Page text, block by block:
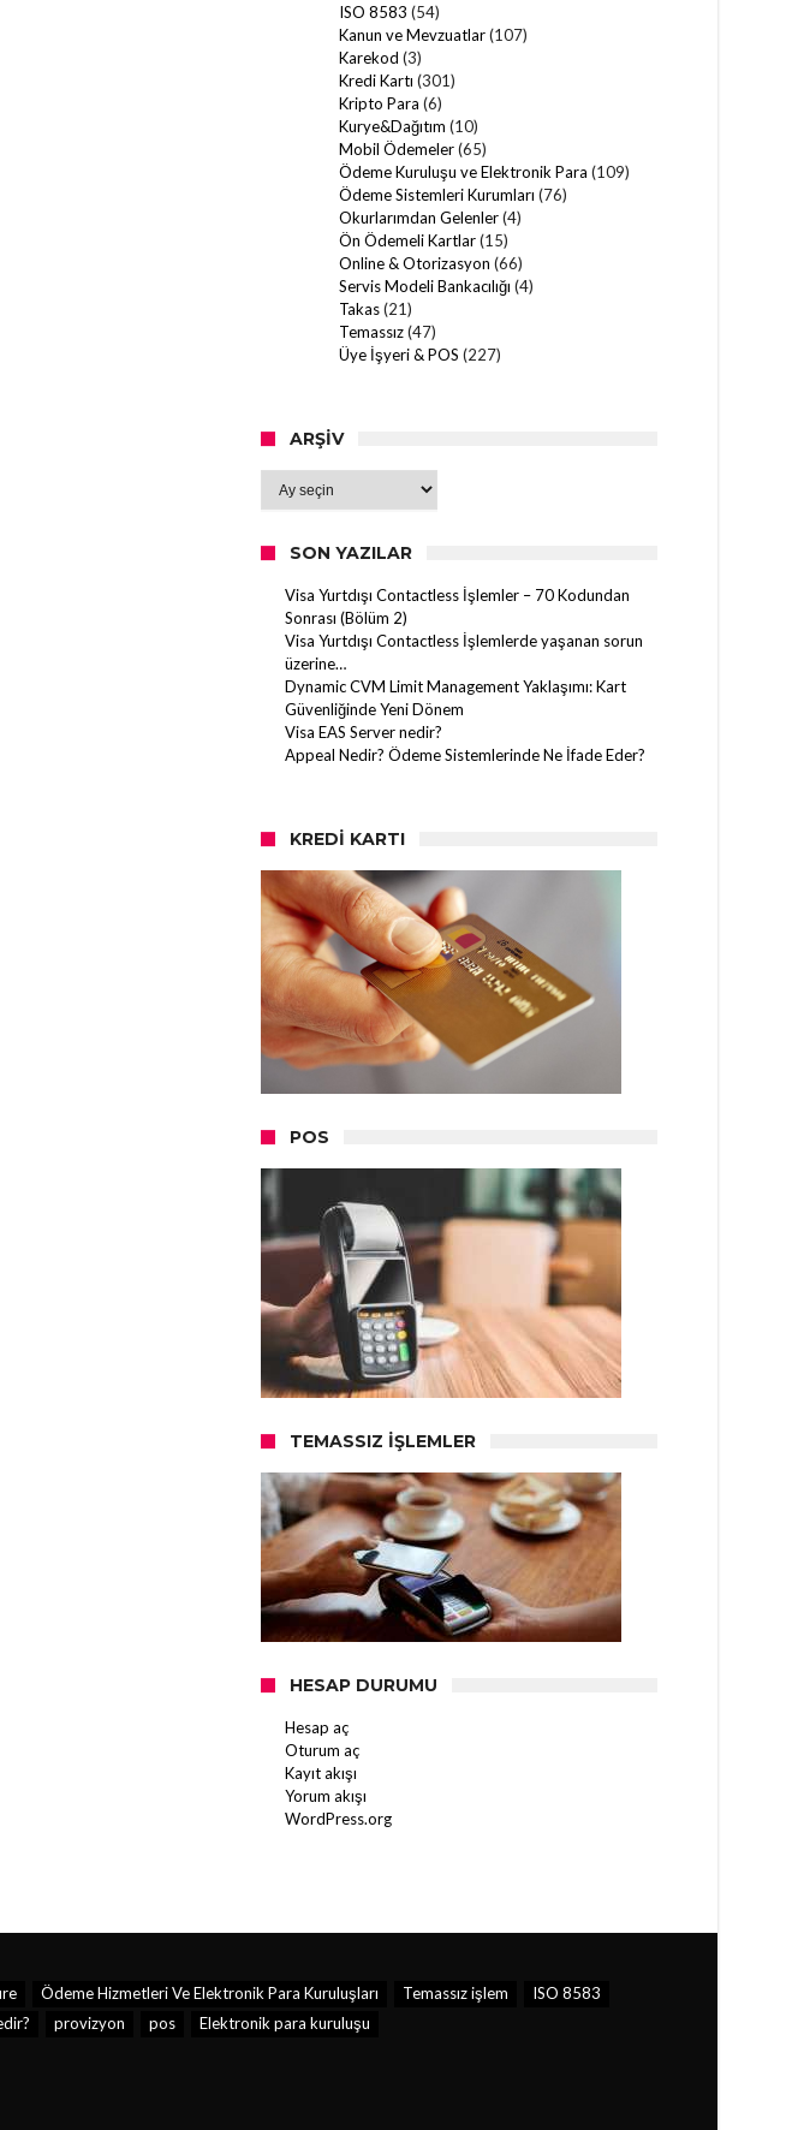
ISO 8583 (54)
Kanun ve Mevzuatlar(107)
Karekod (3)
Kredi Kartı (301)
Kripto Para (6)
Kurye&Dağıtım (10)
Mobil Ödemeler(65)
Ödeme Kuruluşu ve Elektronik Para (109)
Ödeme Sistemleri Kurumları (76)
Okurlarımdan Gelenler(4)
Ön Ödemeli Kartlar(15)
Online & Otorizasyon (66)
Servis Modeli Bankacılığı (4)
Takas(21)
Temassız(47)
Üye İşyeri & POS (227)
ARŞIV
SON YAZILAR
Visa Yurtdışı Contactless İşlemler – 70 Kodundan
Sonrası (Bölüm 2)
Visa Yurtdışı Contactless İşlemlerde yaşanan sorun
üzerine…
Dynamic CVM Limit Management Yaklaşımı: Kart
Güvenliğinde Yeni Dönem
Visa EAS Server nedir?
Appeal Nedir? Ödeme Sistemlerinde Ne İfade Eder?
KREDI KARTI
POS
TEMASSIZ İŞLEMLER
HESAP DURUMU
Hesap aç
Oturum aç
Kayıt akışı
Yorum akışı
WordPress.org
Ödeme Hizmetleri Ve Elektronik Para Kuruluşları Temassız işlem
ISO 8583
provizyon pos Elektronik para kuruluşu